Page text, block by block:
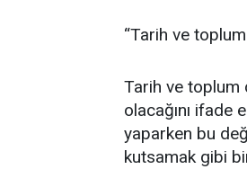
“Tarih ve
Tarih ve toplum
olacağını ifade
yaparken bu
kutsamak gibi